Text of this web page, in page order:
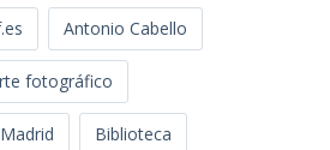
Antonio Cabello
fotográfico
Biblioteca